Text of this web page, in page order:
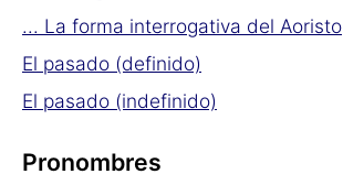
... La forma interrogativa del Aoristo
El pasado (definido)
El pasado (indefinido)
Pronombres